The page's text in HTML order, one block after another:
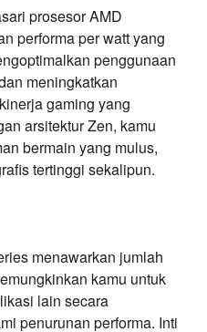
prosesor AMD
performa per watt yang
penggunaan
meningkatkan
gaming yang
arsitektur Zen, kamu
bermain yang mulus,
tertinggi sekalipun.
menawarkan jumlah
kamu untuk
lain secara
penurunan performa. Inti